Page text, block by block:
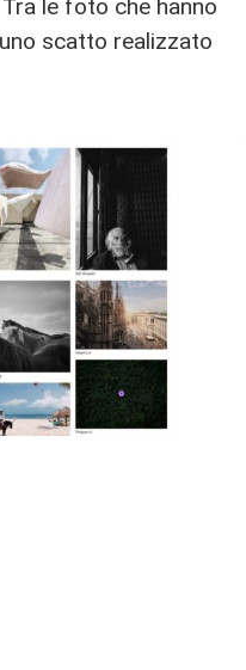
le foto che hanno
scatto realizzato